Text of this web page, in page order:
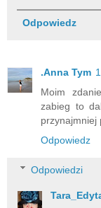
Odpowiedz
.Anna Tym
Moim
zabieg to
przynajmniej
Odpowiedz
Odpowiedzi